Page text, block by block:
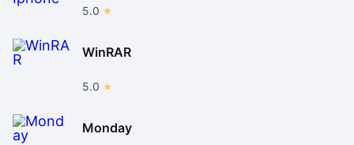
5.0
WinRAR
5.0
Monday